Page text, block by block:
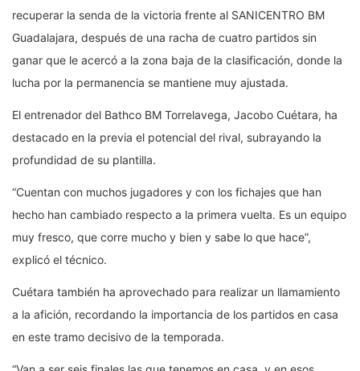
recuperar la senda de la victoria frente al SANICENTRO BM
Guadalajara, después de una racha de cuatro partidos sin
ganar que le acercó a la zona baja de la clasificación, donde la
lucha por la permanencia se mantiene muy ajustada.
El entrenador del Bathco BM Torrelavega, Jacobo Cuétara, ha
destacado en la previa el potencial del rival, subrayando la
profundidad de su plantilla.
“Cuentan con muchos jugadores y con los fichajes que han
hecho han cambiado respecto a la primera vuelta. Es un equipo
muy fresco, que corre mucho y bien y sabe lo que hace”,
explicó el técnico.
Cuétara también ha aprovechado para realizar un llamamiento
a la afición, recordando la importancia de los partidos en casa
en este tramo decisivo de la temporada.